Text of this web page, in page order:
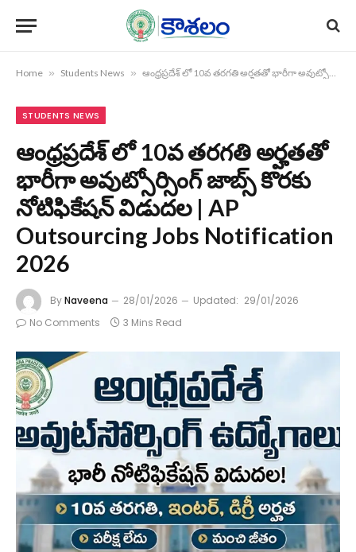
Home » Students News » ఆంధ్రప్రదేశ్ లో 10వ తరగతి అర్హతతో భారీగా అవుట్సోర్సింగ్ జాబ్స్ కొరకు నోటిఫికేషన్ విడుదల | AP Outsourcing Jobs Notification 2026
STUDENTS NEWS
ఆంధ్రప్రదేశ్ లో 10వ తరగతి అర్హతతో
భారీగా అవుట్సోర్సింగ్ జాబ్స్ కొరకు
నోటిఫికేషన్ విడుదల | AP
Outsourcing Jobs Notification
2026
ByNaveena 28/01/2026 Updated: 29/01/2026
No Comments
3 Mins Read